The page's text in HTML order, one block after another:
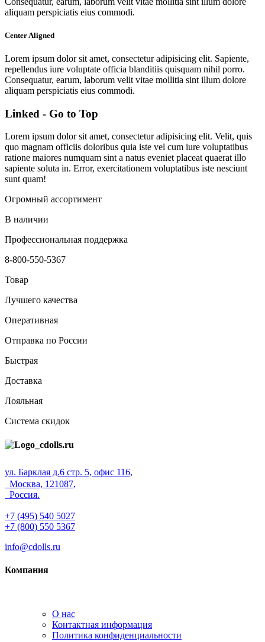
aliquam perspiciatis eius commodi.
Center Aligned
Lorem ipsum dolor sit amet, consectetur adipisicing elit. Sapiente,
repellendus iure voluptate officia blanditiis quisquam nihil porro.
Consequatur, earum, laborum velit vitae mollitia sint illum dolore
aliquam perspiciatis eius commodi.
Linked - Go to Top
Lorem ipsum dolor sit amet, consectetur adipisicing elit. Velit, quis
quo magnam officiis doloribus quia iste vel cum iure voluptatibus
ratione maiores numquam sint a natus eveniet placeat quaerat illo
sapiente soluta in. Error, exercitationem voluptatibus iste nesciunt
sunt quam!
Огромный ассортимент
В наличии
Профессиональная поддержка
8-800-550-5367
Товар
Лучшего качества
Оперативная
Отправка по России
Быстрая
Доставка
Лояльная
Система скидок
ул. Барклая д.6 стр. 5, офис 116,
Москва, 121087,
Россия.
+7 (495) 540 5027
+7 (800) 550 5367
info@cdolls.ru
Компания
О нас
Контактная информация
Политика конфиденциальности